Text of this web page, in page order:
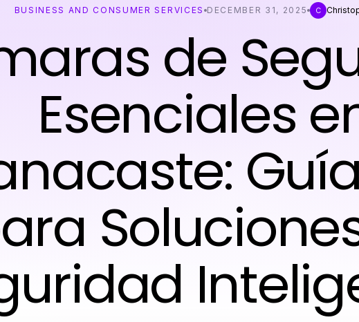
BUSINESS AND CONSUMER SERVICES DECEMBER 31, 2025 C
de
Esenciales